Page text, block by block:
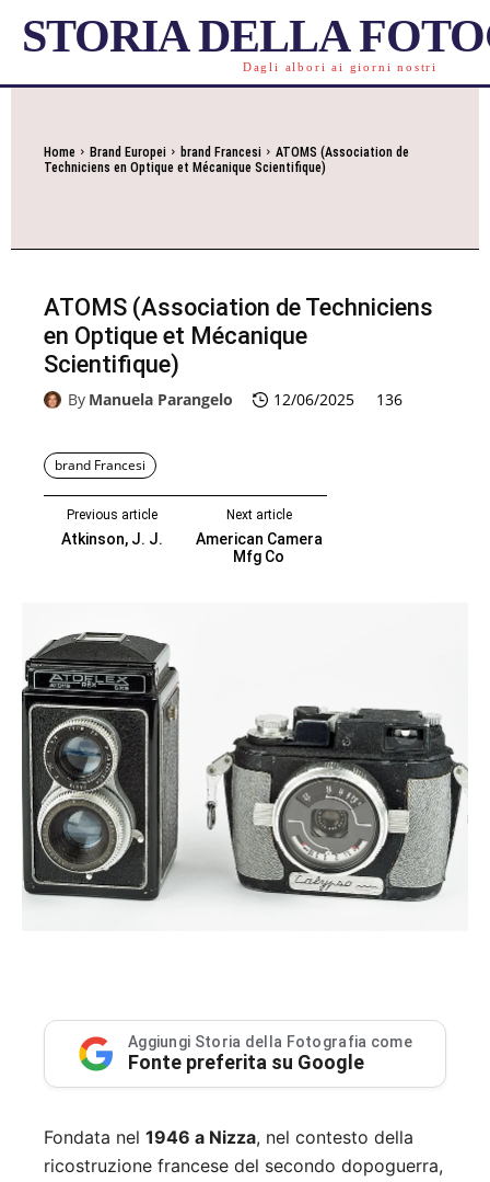
STORIA DELLA
Dagli albori ai giorni nostri
Home Brand Europei brand Francesi
ATOMS (Association de
Techniciens en Optique et Mécanique Scientifique)
ATOMS (Association de Techniciens
en Optique et Mécanique
Scientifique)
By Manuela Parangelo 12/06/2025 136
brand Francesi
Previous article
Atkinson, J. J.
Next article
American Camera
Mfg Co
Aggiungi Storia della Fotografia come
Fonte preferita su Google
Fondata nel 1946 a Nizza, nel contesto della
ricostruzione francese del secondo dopoguerra,